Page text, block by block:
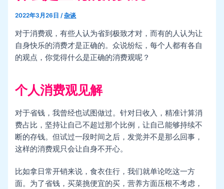
2022年3月26日/杂谈
对于消费观，有些人认为省到极致才对，而有的人认为让
自身快乐的消费才是正确的。众说纷纭，每个人都有各自
的观点，你觉得什么是正确的消费观呢？
个人消费观见解
对于省钱，我曾经也试图做过。针对日收入，精准计算消
费占比，坚持让自己不超过那个比例，让自己能够持续不
断的存钱。但试过一段时间之后，发觉并不是那么回事，
这样的消费观只会让自身不开心。
比如拿日常开销来说，食衣住行，我们就单论吃这一方
面。为了省钱，买菜挑便宜的买，营养方面压根不考虑，